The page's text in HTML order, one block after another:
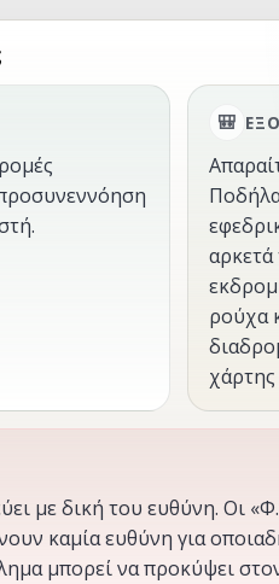
αρκετά
ρούχα
με δική του ευθύνη. Οι
καμία ευθύνη για
μπορεί να προκύψει